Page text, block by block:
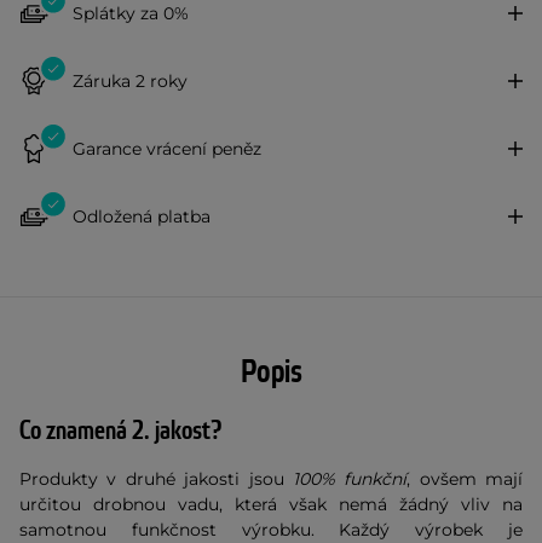
Splátky za 0%
Záruka 2 roky
Garance vrácení peněz
Odložená platba
Popis
Co znamená 2. jakost?
Produkty v druhé jakosti jsou 100% funkční, ovšem mají
určitou drobnou vadu, která však nemá žádný vliv na
samotnou funkčnost výrobku. Každý výrobek je